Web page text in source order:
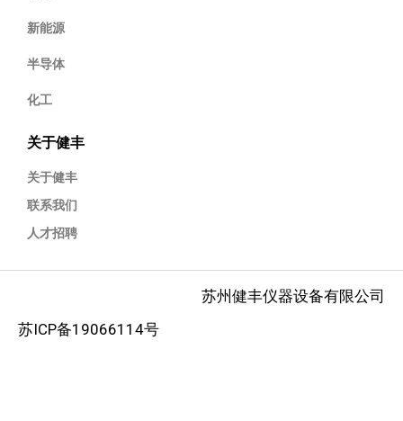
新能源
半导体
化工
关于健丰
关于健丰
联系我们
人才招聘
苏州健丰仪器设备有限公司
苏ICP备19066114号